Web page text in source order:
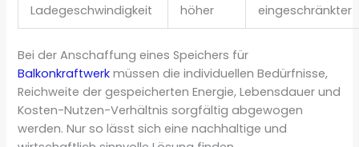
Ladegeschwindigkeit höher eingeschränkter
Bei der Anschaffung eines Speichers für
Balkonkraftwerk müssen die individuellen Bedürfnisse,
Reichweite der gespeicherten Energie, Lebensdauer und
Kosten-Nutzen-Verhältnis sorgfältig abgewogen
werden. Nur so lässt sich eine nachhaltige und